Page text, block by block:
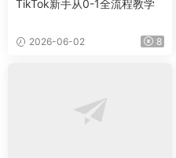
TikTok新手从0-1全流程教学
2026-06-02 8